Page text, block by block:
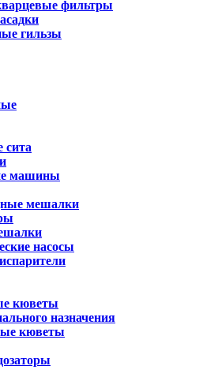
фильтры
гильзы
сита
машины
мешалки
насосы
кюветы
назначения
кюветы